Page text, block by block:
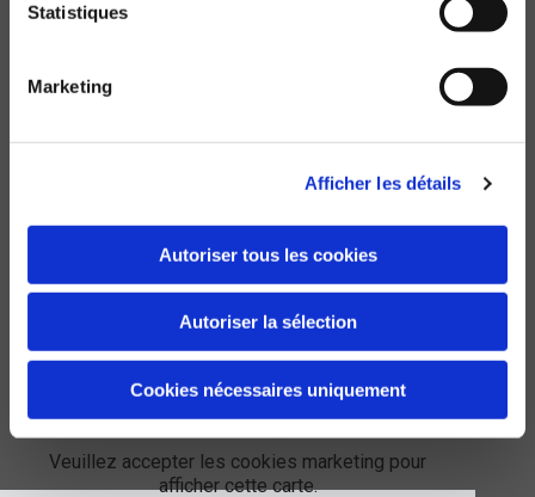
Statistiques
Marketing
Afficher les détails
Autoriser tous les cookies
Autoriser la sélection
Cookies nécessaires uniquement
puissent être collectées et utilisées aux fins
Veuillez accepter les cookies marketing pour
afficher cette carte.